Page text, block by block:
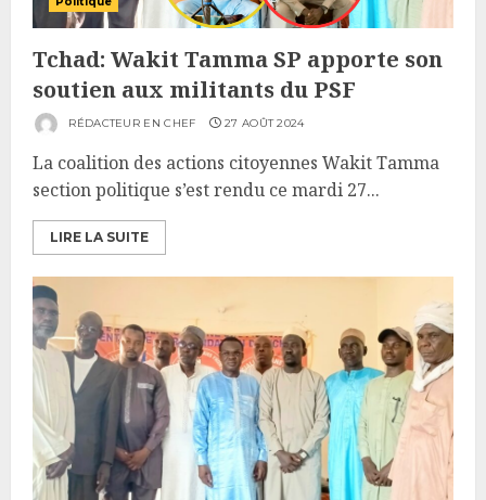
Tchad: Wakit Tamma SP apporte son
soutien aux militants du PSF
RÉDACTEUR EN CHEF 27 AOÛT 2024
La coalition des actions citoyennes Wakit Tamma
section politique s’est rendu ce mardi 27...
LIRE LA SUITE